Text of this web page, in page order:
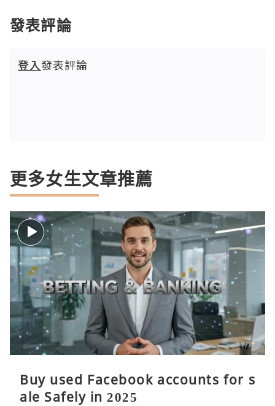
發表評論
登入發表評論
更多女生文章推薦
Buy used Facebook accounts for s
ale Safely in 2025